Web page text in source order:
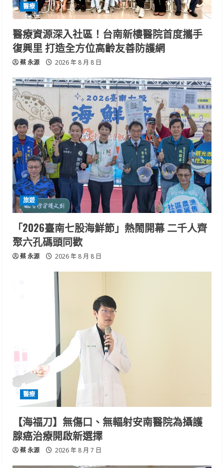
醫療
醫療資源深入社區！台南新樓醫院首度攜手
復興里 打造全方位高齡友善防護網
蔡 永源 2026 年 8 月 8 日
旅遊
「2026臺南七股海鮮節」熱鬧開幕 二千人齊
聚六孔碼頭同歡
蔡 永源 2026 年 8 月 8 日
醫療
【海福刀】無傷口、無輻射安南醫院為攝護
腺癌治療開啟新選擇
蔡 永源 2026 年 8 月 7 日